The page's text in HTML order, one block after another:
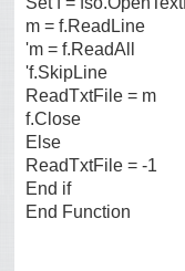
m = f.ReadLine
'm = f.ReadAll
'f.SkipLine
ReadTxtFile = m
f.Close
Else
ReadTxtFile = -1
End if
End Function